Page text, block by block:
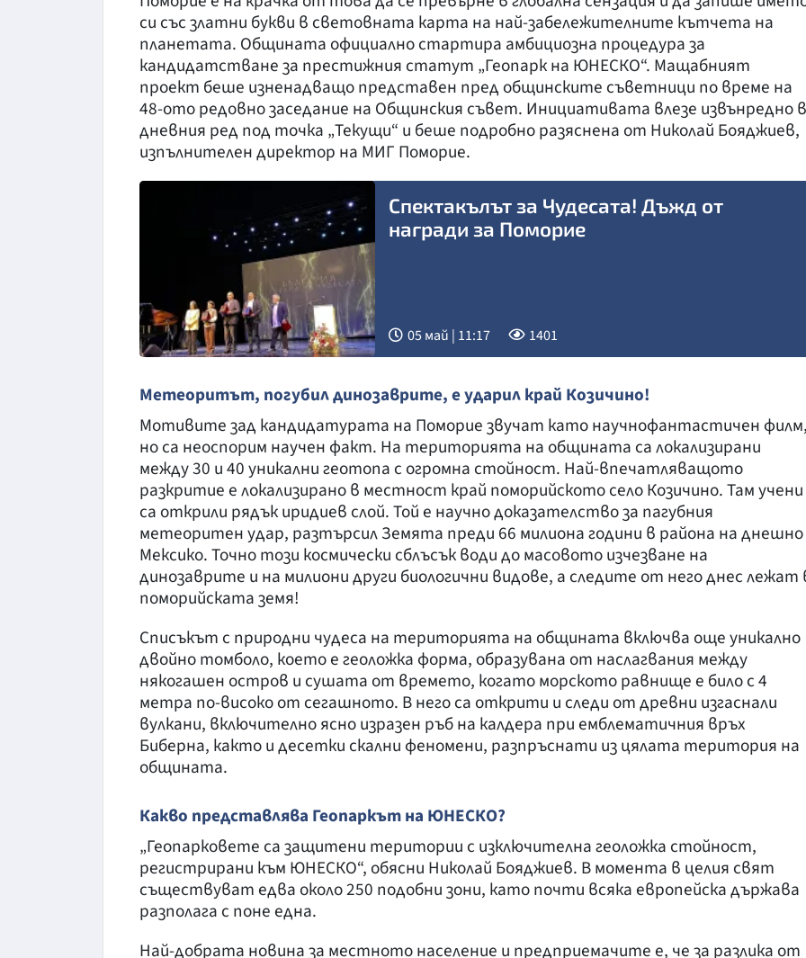
си със златни букви в световната карта на най-забележителните кътчета на
планетата. Общината официално стартира амбициозна процедура за
кандидатстване за престижния статут „Геопарк на ЮНЕСКО“. Мащабният
проект беше изненадващо представен пред общинските съветници по време на
48-ото редовно заседание на Общинския съвет. Инициативата влезе извънредно в
дневния ред под точка „Текущи“ и беше подробно разяснена от Николай Бояджиев,
изпълнителен директор на МИГ Поморие.
Спектакълът за Чудесата! Дъжд от
награди за Поморие
05 май | 11:17 1401
Метеоритът, погубил динозаврите, е ударил край Козичино!
Мотивите зад кандидатурата на Поморие звучат като научнофантастичен
но са неоспорим научен факт. На територията на общината са локализирани
между 30 и 40 уникални геотопа с огромна стойност. Най-впечатляващото
разкритие е локализирано в местност край поморийското село Козичино. Там учени
са открили рядък иридиев слой. Той е научно доказателство за пагубния
метеоритен удар, разтърсил Земята преди 66 милиона години в района на днешно
Мексико. Точно този космически сблъсък води до масовото изчезване на
динозаврите и на милиони други биологични видове, а следите от него днес лежат
поморийската земя!
Списъкът с природни чудеса на територията на общината включва още уникално
двойно томболо, което е геоложка форма, образувана от наслагвания между
някогашен остров и сушата от времето, когато морското равнище е било с 4
метра по-високо от сегашното. В него са открити и следи от древни изгаснали
вулкани, включително ясно изразен ръб на калдера при емблематичния връх
Биберна, както и десетки скални феномени, разпръснати из цялата територия на
общината.
Какво представлява Геопаркът на ЮНЕСКО?
„Геопарковете са защитени територии с изключителна геоложка стойност,
регистрирани към ЮНЕСКО“, обясни Николай Бояджиев. В момента в целия свят
съществуват едва около 250 подобни зони, като почти всяка европейска държава
разполага с поне една.
Най-добрата новина за местното население и предприемачите е, че за разлика от